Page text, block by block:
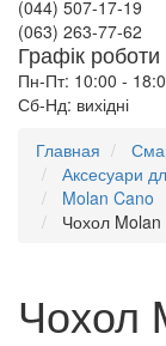
(044) 507-17-19
(063) 263-77-62
Графік роботи
Пн-Пт: 10:00 -
Сб-Нд: вихідні
Главная
Аксесуари
Molan Cano
Чохол
Чохол